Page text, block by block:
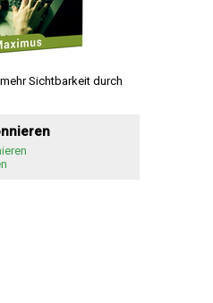
Sichtbarkeit durch